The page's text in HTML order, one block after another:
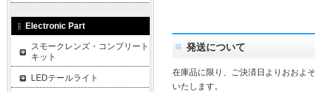
発送について
在庫品に限り、ご決済日よりおおよ
いたします。
Electronic Part
スモークレンズ・コンプリート
キット
LEDテールライト